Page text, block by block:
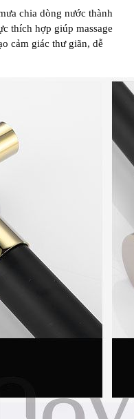
chia dòng nước thành
thích hợp giúp massage
cảm giác thư giãn, dễ